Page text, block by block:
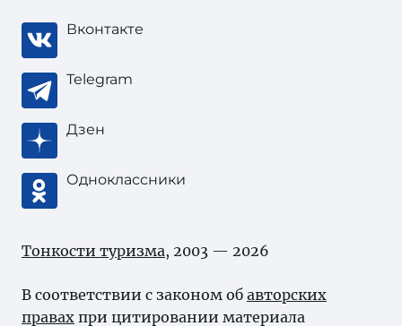
Вконтакте
Telegram
Дзен
Одноклассники
Тонкости туризма, 2003 — 2026
В соответствии с законом об авторских
правах при цитировании материала